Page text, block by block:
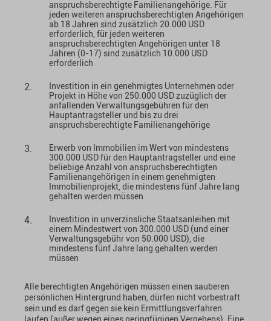
anspruchsberechtigte Familienangehörige. Für
jeden weiteren anspruchsberechtigten Angehörigen
ab 18 Jahren sind zusätzlich 20.000 USD
erforderlich, für jeden weiteren
anspruchsberechtigten Angehörigen unter 18
Jahren (0-17) sind zusätzlich 10.000 USD
erforderlich
Investition in ein genehmigtes Unternehmen oder
Projekt in Höhe von 250.000 USD zuzüglich der
anfallenden Verwaltungsgebühren für den
Hauptantragsteller und bis zu drei
anspruchsberechtigte Familienangehörige
Erwerb von Immobilien im Wert von mindestens
300.000 USD für den Hauptantragsteller und eine
beliebige Anzahl von anspruchsberechtigten
Familienangehörigen in einem genehmigten
Immobilienprojekt, die mindestens fünf Jahre lang
gehalten werden müssen
Investition in unverzinsliche Staatsanleihen mit
einem Mindestwert von 300.000 USD (und einer
Verwaltungsgebühr von 50.000 USD), die
mindestens fünf Jahre lang gehalten werden
müssen
Alle berechtigten Angehörigen müssen einen sauberen
persönlichen Hintergrund haben, dürfen nicht vorbestraft
sein und es darf gegen sie kein Ermittlungsverfahren